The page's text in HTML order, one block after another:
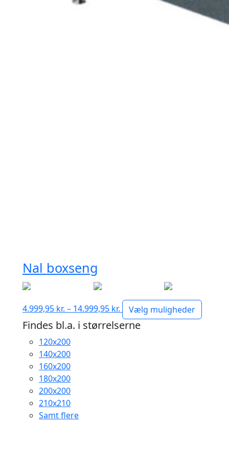
Nal boxseng
4.999,95 kr. – 14.999,95 kr. Prisinterval:
4.999,95 kr.
til
Vælg muligheder
Findes bl.a. i størrelserne
120x200
140x200
160x200
180x200
200x200
210x210
Samt flere